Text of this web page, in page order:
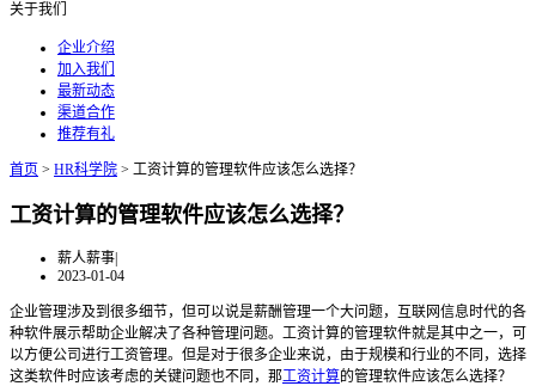
关于我们
企业介绍
加入我们
最新动态
渠道合作
推荐有礼
首页 > HR科学院 > 工资计算的管理软件应该怎么选择？
工资计算的管理软件应该怎么选择？
薪人薪事|
2023-01-04
企业管理涉及到很多细节，但可以说是薪酬管理一个大问题，互联网信息时代的各
种软件展示帮助企业解决了各种管理问题。工资计算的管理软件就是其中之一，可
以方便公司进行工资管理。但是对于很多企业来说，由于规模和行业的不同，选择
这类软件时应该考虑的关键问题也不同，那工资计算的管理软件应该怎么选择？